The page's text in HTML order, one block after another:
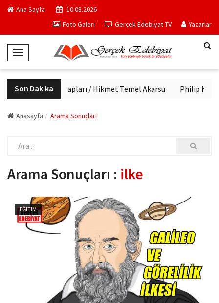
Ana Sayfa
10.08.2026
Foto Galeri
Gerçek Edebiyat TV Yazarlar
T
o
g
g
e
v
g
t
i
o
Son Dakika
Haftanın kitapları / Hikmet Temel Akarsu Philip K.
Anasayfa Arama Sonuçları
Arama Sonuçları : ilke
EĞITIM